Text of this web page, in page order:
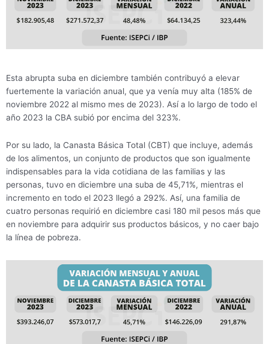
Esta abrupta suba en diciembre también contribuyó a elevar
fuertemente la variación anual, que ya venía muy alta (185% de
noviembre 2022 al mismo mes de 2023). Así a lo largo de todo el
año 2023 la CBA subió por encima del 323%.
Por su lado, la Canasta Básica Total (CBT) que incluye, además
de los alimentos, un conjunto de productos que son igualmente
indispensables para la vida cotidiana de las familias y las
personas, tuvo en diciembre una suba de 45,71%, mientras el
incremento en todo el 2023 llegó a 292%. Así, una familia de
cuatro personas requirió en diciembre casi 180 mil pesos más que
en noviembre para adquirir sus productos básicos, y no caer bajo
la línea de pobreza.